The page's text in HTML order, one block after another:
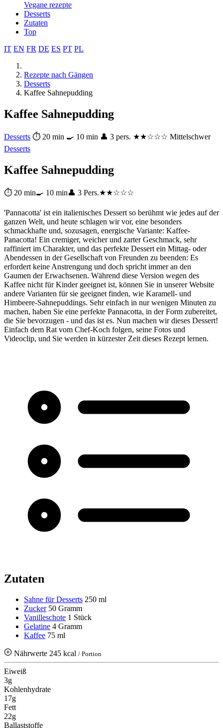
Vegane rezepte
Desserts
Zutaten
Top
IT EN FR DE ES PT PL
Rezepte nach Gängen
Desserts
Kaffee Sahnepudding
Kaffee Sahnepudding
Desserts ⏱ 20 min 🍳 10 min 👤 3 pers. ★★☆☆☆ Mittelschwer
Desserts
Kaffee Sahnepudding
⏱ 20 min🍳 10 min👤 3 Pers.★★☆☆☆
'Pannacotta' ist ein italienisches Dessert so berühmt wie jedes auf der
ganzen Welt, und heute schlagen wir vor, eine besonders
schmackhafte und, sozusagen, energische Variante: Kaffee-
Panacotta! Ein cremiger, weicher und zarter Geschmack, sehr
raffiniert im Charakter, und das perfekte Dessert ein Mittag- oder
Abendessen in der Gesellschaft von Freunden zu beenden: Es
erfordert keine Anstrengung und doch spricht immer an den
Gaumen der Erwachsenen. Während diese Version wegen des
Kaffee nicht für Kinder geeignet ist, können Sie in unserer Website
andere Varianten für sie geeignet finden, wie Karamell- und
Himbeere-Sahnepuddings. Sehr einfach in nur wenigen Minuten zu
machen, haben Sie eine perfekte Pannacotta, in der Form zubereitet,
die Sie bevorzugen - und das ist es. Nun machen wir dieses Dessert!
Einfach dem Rat vom Chef-Koch folgen, seine Fotos und
Videoclip, und Sie werden in kürzester Zeit dieses Rezept lernen.
Zutaten
Sahne für Desserts 250 ml
Zucker 50 Gramm
Vanilleschote 1 Stück
Gelatine 4 Gramm
Kaffee 75 ml
Nährwerte 245 kcal / Portion
Eiweiß
3g
Kohlenhydrate
17g
Fett
22g
Ballaststoffe